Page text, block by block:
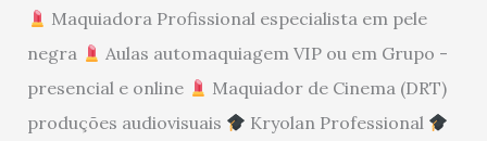
Maquiadora Profissional especialista em pele
negra
Aulas automaquiagem VIP ou em Grupo -
presencial e online
Maquiador de Cinema (DRT)
produções audiovisuais
Kryolan Professional